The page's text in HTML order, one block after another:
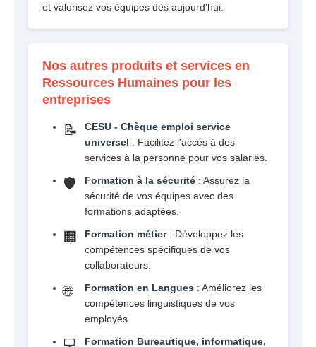
et valorisez vos équipes dès aujourd'hui.
Nos autres produits et services en
Ressources Humaines pour les
entreprises
📝
CESU - Chèque emploi service
universel : Facilitez l'accès à des
services à la personne pour vos salariés.
🛡️ Formation à la sécurité : Assurez la
sécurité de vos équipes avec des
formations adaptées.
🏢 Formation métier: Développez les
compétences spécifiques de vos
collaborateurs.
🌐 Formation en Langues : Améliorez les
compétences linguistiques de vos
employés.
Formation Bureautique, informatique,